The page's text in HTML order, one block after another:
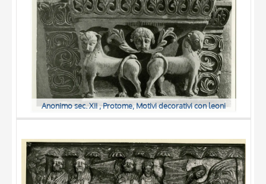
Anonimo sec. XII , Protome, Motivi decorativi con leoni